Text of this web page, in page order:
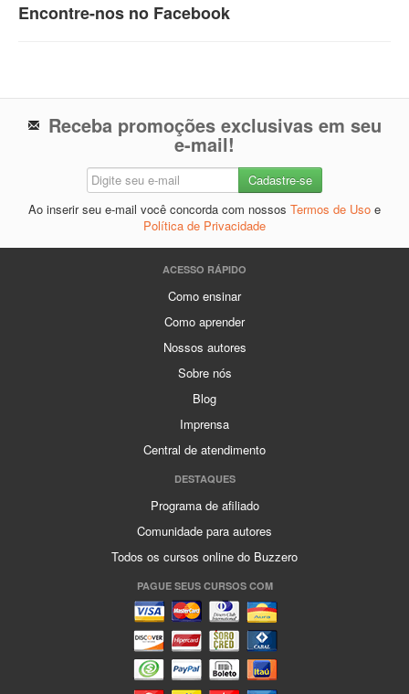
Encontre-nos no Facebook
Receba promoções exclusivas em seu
e-mail!
Ao inserir seu e-mail você concorda com nossos Termos de Uso e
Política de Privacidade
ACESSO RÁPIDO
Como ensinar
Como aprender
Nossos autores
Sobre nós
Blog
Imprensa
Central de atendimento
DESTAQUES
Programa de afiliado
Comunidade para autores
Todos os cursos online do Buzzero
PAGUE SEUS CURSOS COM